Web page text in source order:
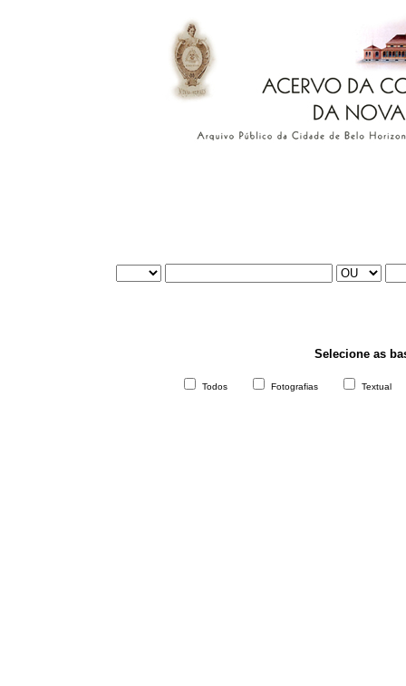
Selecione as
Todos Fotografias Textual